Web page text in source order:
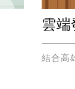
雲端
結合高